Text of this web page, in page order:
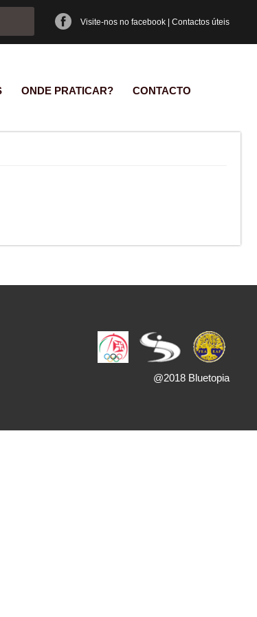
Visite-nos no facebook Contactos úteis
ONDE PRATICAR? CONTACTO
@2018 Bluetopia